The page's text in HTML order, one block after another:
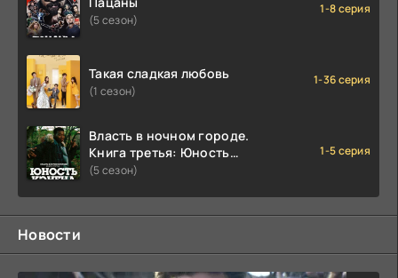
(5 сезон)
1-8 серия
Такая сладкая любовь
(1 сезон)
1-36 серия
Власть в ночном городе.
Книга третья: Юность
Кэнена
(5 сезон)
1-5 серия
Новости